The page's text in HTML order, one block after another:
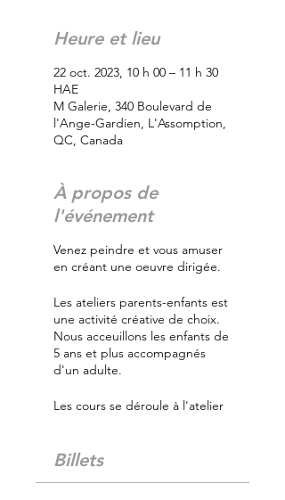
Heure et lieu
22 oct. 2023, 10 h 00 – 11 h 30
HAE
M Galerie, 340 Boulevard de
l'Ange-Gardien, L'Assomption,
QC, Canada
À propos de
l'événement
Venez peindre et vous amuser
en créant une oeuvre dirigée.
Les ateliers parents-enfants est
une activité créative de choix.
Nous acceuillons les enfants de
5 ans et plus accompagnés
d'un adulte.
Les cours se déroule à l'atelier
arts. Un artiste animera
Billets